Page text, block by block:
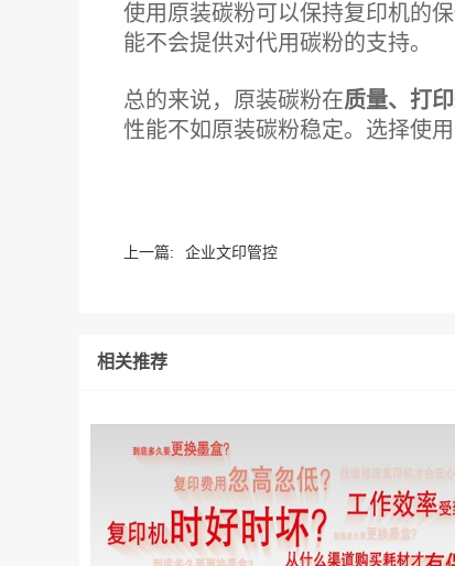
使用原装碳粉可以保持复印机的
能不会提供对代用碳粉的支持。
总的来说，原装碳粉在质量、打
性能不如原装碳粉稳定。选择使
上一篇: 企业文印管控
相关推荐